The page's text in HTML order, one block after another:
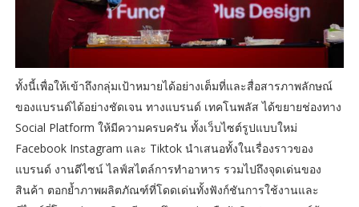
ทั้งนี้เพื่อให้เข้าถึงกลุ่มเป้าหมายได้อย่างเต็มที่และสื่อสารภาพลักษณ์
ของแบรนด์ได้อย่างชัดเจน ทางแบรนด์ เทคโนพลัส ได้ขยายช่องทาง
Social Platform ให้มีความครบครัน ทั้งเว็บไซต์รูปแบบใหม่
Facebook Instagram และ Tiktok นำเสนอทั้งในเรื่องราวของ
แบรนด์ งานดีไซน์ ไลฟ์สไตล์การทำอาหาร รวมไปถึงจุดเด่นของ
สินค้า ตอกย้ำภาพผลิตภัณฑ์ที่โดดเด่นทั้งฟังก์ชันการใช้งานและ